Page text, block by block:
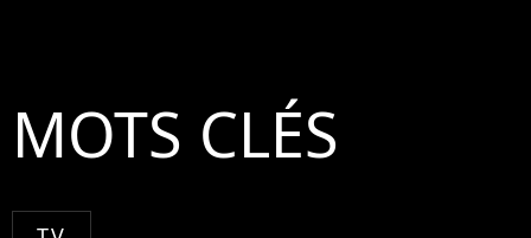
MOTS CLÉS